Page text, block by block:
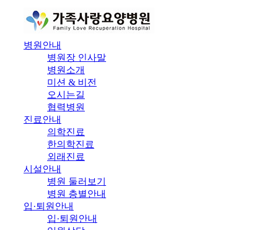
병원안내
병원장 인사말
병원소개
미션 & 비전
오시는길
협력병원
진료안내
의학진료
한의학진료
외래진료
시설안내
병원 둘러보기
병원 층별안내
입·퇴원안내
입·퇴원안내